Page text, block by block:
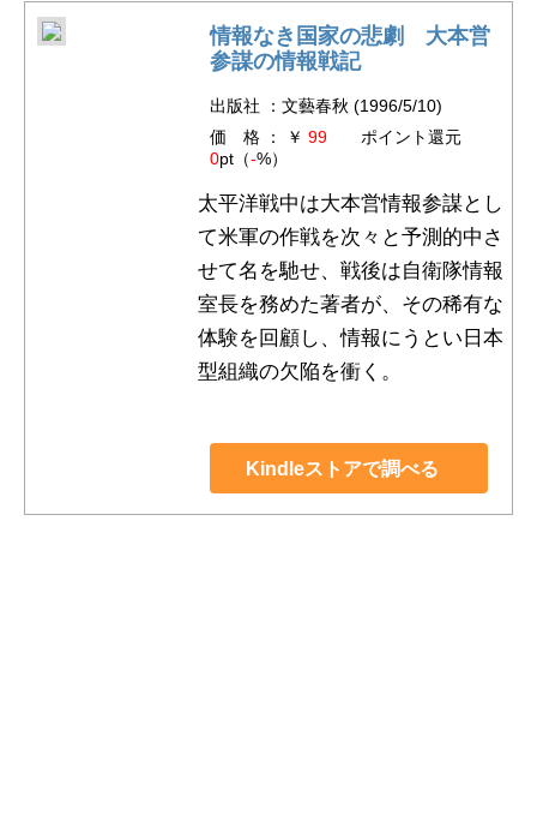
情報なき国家の悲劇 大本営
参謀の情報戦記
出版社 ：文藝春秋 (1996/5/10)
価 格 ： ￥ 99ポイント還元
0pt（-%）
太平洋戦中は大本営情報参謀とし
て米軍の作戦を次々と予測的中さ
せて名を馳せ、戦後は自衛隊情報
室長を務めた著者が、その稀有な
体験を回顧し、情報にうとい日本
型組織の欠陥を衝く。
Kindleストアで調べる